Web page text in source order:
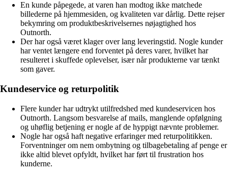
En kunde påpegede, at varen han modtog ikke matchede
billederne på hjemmesiden, og kvaliteten var dårlig. Dette rejser
bekymring om produktbeskrivelsernes nøjagtighed hos
Outnorth.
Der har også været klager over lang leveringstid. Nogle kunder
har ventet længere end forventet på deres varer, hvilket har
resulteret i skuffede oplevelser, især når produkterne var tænkt
som gaver.
Kundeservice og returpolitik
Flere kunder har udtrykt utilfredshed med kundeservicen hos
Outnorth. Langsom besvarelse af mails, manglende opfølgning
og uhøflig betjening er nogle af de hyppigt nævnte problemer.
Nogle har også haft negative erfaringer med returpolitikken.
Forventninger om nem ombytning og tilbagebetaling af penge er
ikke altid blevet opfyldt, hvilket har ført til frustration hos
kunderne.